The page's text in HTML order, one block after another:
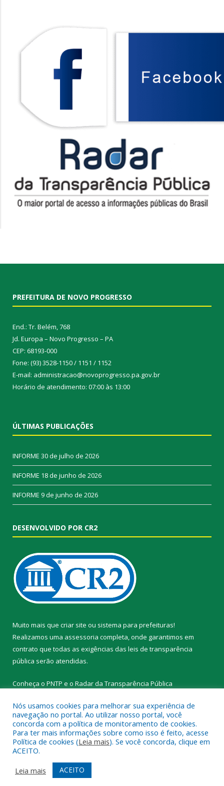
PREFEITURA DE NOVO PROGRESSO
End.: Tr. Belém, 768
Jd. Europa – Novo Progresso – PA
CEP: 68193-000
Fone: (93) 3528-1150 / 1151 / 1152
E-mail: administracao@novoprogresso.pa.gov.br
Horário de atendimento: 07:00 às 13:00
ÚLTIMAS PUBLICAÇÕES
INFORME 30 de julho de 2026
INFORME 18 de junho de 2026
INFORME 9 de junho de 2026
DESENVOLVIDO POR CR2
Muito mais que criar site ou sistema para prefeituras!
Realizamos uma assessoria completa, onde garantimos em
contrato que todas as exigências das leis de transparência
pública serão atendidas.
Conheça o PNTP e o Radar da Transparência Pública
Todos os direitos reservados a Prefeitura Municipal de Novo
Progresso.
Mapa do Site
Acessar Área Administrativa
Acessar Webmail
Nós usamos cookies para melhorar sua experiência de
navegação no portal. Ao utilizar nosso portal, você
concorda com a política de monitoramento de cookies.
Para ter mais informações sobre como isso é feito, acesse
Política de cookies (Leia mais). Se você concorda, clique em
ACEITO.
Leia mais
ACEITO